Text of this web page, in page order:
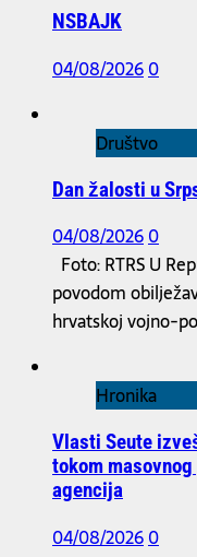
NSBAJK
04/08/20260
Društvo
Dan žalosti u
04/08/20260
Foto: RTRS U
povodom
hrvatskoj vojno-
Hronika
Vlasti Seute
tokom
agencija
04/08/20260